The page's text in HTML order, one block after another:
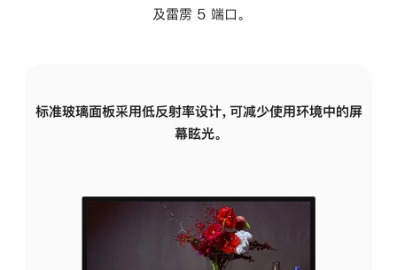
及雷雳 5 端口。
标准玻璃面板采用低反射率设计，可减少使用环境中的屏
幕眩光。